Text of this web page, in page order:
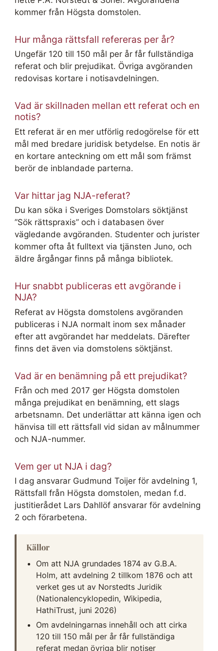
kommer från Högsta domstolen.
Hur många rättsfall refereras per år?
Ungefär 120 till 150 mål per år får fullständiga
referat och blir prejudikat. Övriga avgöranden
redovisas kortare i notisavdelningen.
Vad är skillnaden mellan ett referat och en
notis?
Ett referat är en mer utförlig redogörelse för ett
mål med bredare juridisk betydelse. En notis är
en kortare anteckning om ett mål som främst
berör de inblandade parterna.
Var hittar jag NJA-referat?
Du kan söka i Sveriges Domstolars söktjänst
”Sök rättspraxis” och i databasen över
vägledande avgöranden. Studenter och jurister
kommer ofta åt fulltext via tjänsten Juno, och
äldre årgångar finns på många bibliotek.
Hur snabbt publiceras ett avgörande i
NJA?
Referat av Högsta domstolens avgöranden
publiceras i NJA normalt inom sex månader
efter att avgörandet har meddelats. Därefter
finns det även via domstolens söktjänst.
Vad är en benämning på ett prejudikat?
Från och med 2017 ger Högsta domstolen
många prejudikat en benämning, ett slags
arbetsnamn. Det underlättar att känna igen och
hänvisa till ett rättsfall vid sidan av målnummer
och NJA-nummer.
Vem ger ut NJA i dag?
I dag ansvarar Gudmund Toijer för avdelning 1,
Rättsfall från Högsta domstolen, medan f.d.
justitierådet Lars Dahllöf ansvarar för avdelning
2 och förarbetena.
Källor
Om att NJA grundades 1874 av G.B.A.
Holm, att avdelning 2 tillkom 1876 och att
verket ges ut av Norstedts Juridik
(Nationalencyklopedin, Wikipedia,
HathiTrust, juni 2026)
Om avdelningarnas innehåll och att cirka
120 till 150 mål per år får fullständiga
referat medan övriga blir notiser